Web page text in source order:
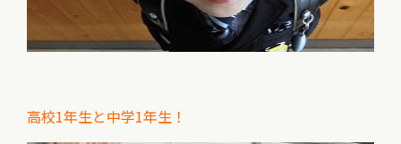
高校1年生と中学1年生！